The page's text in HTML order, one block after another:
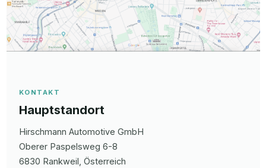
KONTAKT
Hauptstandort
Hirschmann Automotive GmbH
Oberer Paspelsweg 6-8
6830 Rankweil , Österreich